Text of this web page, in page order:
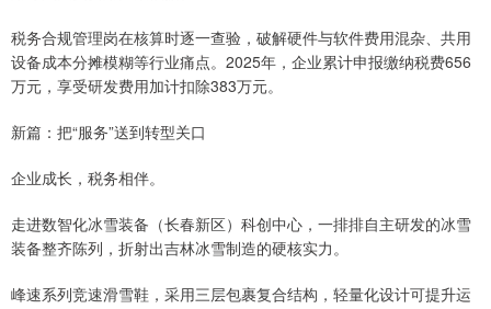
税务合规管理岗在核算时逐一查验，破解硬件与软件费用混杂、共用
设备成本分摊模糊等行业痛点。2025年，企业累计申报缴纳税费656
万元，享受研发费用加计扣除383万元。
新篇：把“服务”送到转型关口
企业成长，税务相伴。
走进数智化冰雪装备（长春新区）科创中心，一排排自主研发的冰雪
装备整齐陈列，折射出吉林冰雪制造的硬核实力。
峰速系列竞速滑雪鞋，采用三层包裹复合结构，轻量化设计可提升运